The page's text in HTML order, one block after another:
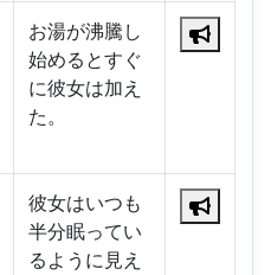
お湯が沸騰し
始めるとすぐ
に彼女は加え
た。
彼女はいつも
半分眠ってい
るように見え